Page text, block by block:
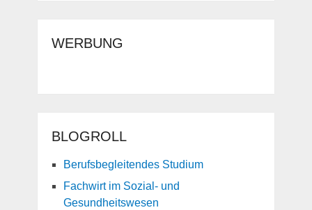
WERBUNG
BLOGROLL
Berufsbegleitendes Studium
Fachwirt im Sozial- und
Gesundheitswesen